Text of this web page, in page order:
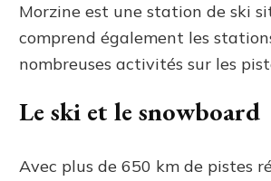
Morzine est une station de ski
comprend également les
nombreuses activités sur les
Le ski et le snowboard
Avec plus de 650 km de pistes